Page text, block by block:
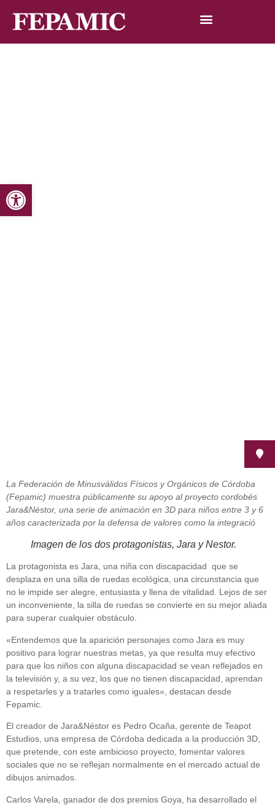
Abrir barra de herramientas
Inicio
La Federación de Minusválidos Físicos y Orgánicos de Córdoba
(Fepamic) muestra públicamente su apoyo al proyecto cordobés
Jara&Néstor, una serie de animación en 3D para niños entre 3 y 6
años caracterizada por la defensa de valores como la integració
Imagen de los dos protagonistas, Jara y Nestor.
La protagonista es Jara, una niña con discapacidad que se
desplaza en una silla de ruedas ecológica, una circunstancia que
no le impide ser alegre, entusiasta y llena de vitalidad. Lejos de ser
un inconveniente, la silla de ruedas se convierte en su mejor aliada
para superar cualquier obstáculo.
«Entendemos que la aparición personajes como Jara es muy
positivo para lograr nuestras metas, ya que resulta muy efectivo
para que los niños con alguna discapacidad se vean reflejados en
la televisión y, a su vez, los que no tienen discapacidad, aprendan
a respetarles y a tratarles como iguales», destacan desde
Fepamic.
El creador de Jara&Néstor es Pedro Ocaña, gerente de Teapot
Estudios, una empresa de Córdoba dedicada a la producción 3D,
que pretende, con este ambicioso proyecto, fomentar valores
sociales que no se reflejan normalmente en el mercado actual de
dibujos animados.
Carlos Varela, ganador de dos premios Goya, ha desarrollado el